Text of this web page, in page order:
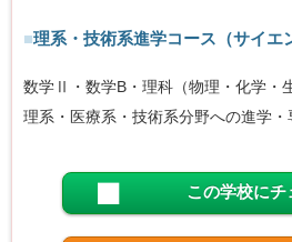
■理系・技術系進学コース（サイエ
数学Ⅱ・数学B・理科（物理・化学・
理系・医療系・技術系分野への進学・
この学校にチ